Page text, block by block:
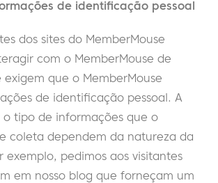
de identificação pessoal
dos sites do MemberMouse
com o MemberMouse de
exigem que o MemberMouse
de identificação pessoal. A
tipo de informações que o
coleta dependem da natureza da
exemplo, pedimos aos visitantes
em nosso blog que forneçam um